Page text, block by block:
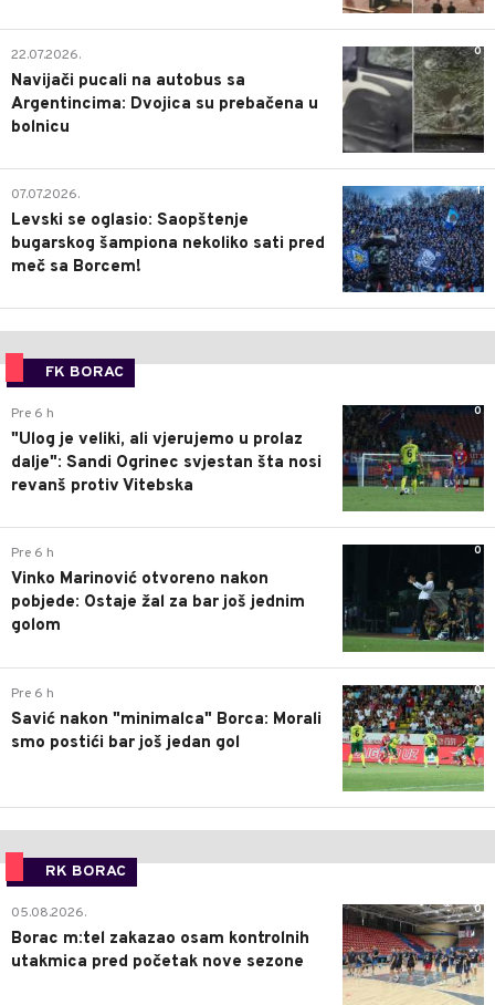
0
22.07.2026.
Navijači pucali na autobus sa
Argentincima: Dvojica su prebačena u
bolnicu
1
07.07.2026.
Levski se oglasio: Saopštenje
bugarskog šampiona nekoliko sati pred
meč sa Borcem!
FK BORAC
0
Pre 6 h
"Ulog je veliki, ali vjerujemo u prolaz
dalje": Sandi Ogrinec svjestan šta nosi
revanš protiv Vitebska
0
Pre 6 h
Vinko Marinović otvoreno nakon
pobjede: Ostaje žal za bar još jednim
golom
0
Pre 6 h
Savić nakon "minimalca" Borca: Morali
smo postići bar još jedan gol
RK BORAC
0
05.08.2026.
Borac m:tel zakazao osam kontrolnih
utakmica pred početak nove sezone